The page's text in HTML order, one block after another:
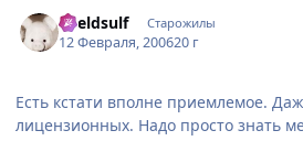
Kveldsulf Старожилы
12 Февраля, 200620 г
Есть кстати вполне приемлемое.
лицензионных. Надо просто знать